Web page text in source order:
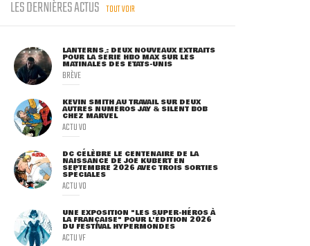
LES DERNIÈRES ACTUS TOUT VOIR
LANTERNS : DEUX NOUVEAUX EXTRAITS
POUR LA SÉRIE HBO MAX SUR LES
MATINALES DES ETATS-UNIS
BRÈVE
KEVIN SMITH AU TRAVAIL SUR DEUX
AUTRES NUMÉROS JAY & SILENT BOB
CHEZ MARVEL
ACTU VO
DC CÉLÈBRE LE CENTENAIRE DE LA
NAISSANCE DE JOE KUBERT EN
SEPTEMBRE 2026 AVEC TROIS SORTIES
SPÉCIALES
ACTU VO
UNE EXPOSITION "LES SUPER-HÉROS À
LA FRANÇAISE" POUR L'ÉDITION 2026
DU FESTIVAL HYPERMONDES
ACTU VF